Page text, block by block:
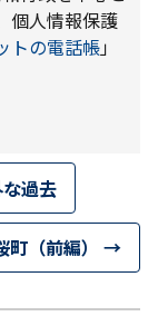
個人情報保護
トの電話帳」
過去
（前編） →